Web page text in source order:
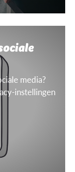
media?
instellingen